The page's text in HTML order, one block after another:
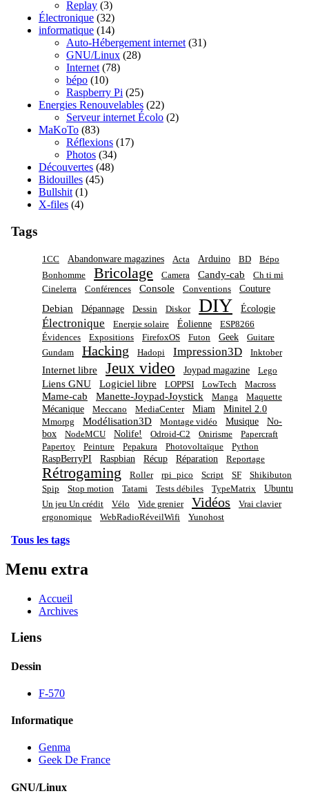
Replay (3)
Électronique (32)
informatique (14)
Auto-Hébergement internet (31)
GNU/Linux (28)
Internet (78)
bépo (10)
Raspberry Pi (25)
Energies Renouvelables (22)
Serveur internet Écolo (2)
MaKoTo (83)
Réflexions (17)
Photos (34)
Découvertes (48)
Bidouilles (45)
Bullshit (1)
X-files (4)
Tags
1CC Abandonware magazines Acta Arduino BD
Bépo
Bonhomme
Bricolage Camera Candy-cab
Ch ti mi
Cinelerra
Conférences Console Conventions Couture
Debian Dépannage Dessin Diskor DIY Écologie
Électronique Energie solaire Éolienne
ESP8266
Évidences
Expositions FirefoxOS Futon Geek
Guitare
Gundam
Hacking Hadopi Impression3D Inktober
Internet libre Jeux video Joypad magazine Lego
Liens GNU Logiciel libre LOPPSI LowTech Macross
Mame-cab Manette-Joypad-Joystick Manga Maquette
Mécanique Meccano MediaCenter Miam Minitel 2.0
Mmorpg Modélisation3D Montage vidéo Musique
No-
box
NodeMCU Nolife! Odroid-C2 Onirisme
Papercraft
Papertoy
Peinture Pepakura Photovoltaïque Python
RaspBerryPI Raspbian Récup Réparation Reportage
Rétrogaming Roller rpi_pico Script SF
Shikibuton
Spip
Stop motion Tatami Tests débiles TypeMatrix Ubuntu
Un jeu Un crédit Vélo Vide grenier Vidéos
Vrai clavier
ergonomique
WebRadioRéveilWifi Yunohost
Tous les tags
Menu extra
Accueil
Archives
Liens
Dessin
F-570
Informatique
Genma
Geek De France
GNU/Linux